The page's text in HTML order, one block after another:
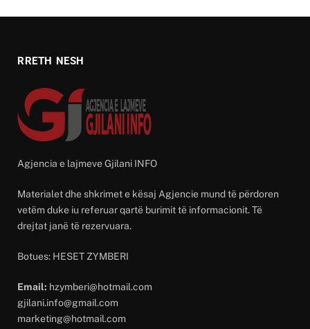
RRETH NESH
Agjencia e lajmeve Gjilani INFO
Materialet dhe shkrimet e kësaj Agjencie mund të përdoren
vetëm duke iu referuar qartë burimit të informacionit. Të
drejtat janë të rezervuara.
Botues: HESET ZYMBERI
Email: hzymberi@hotmail.com
gjilani.info@gmail.com
marketing@hotmail.com